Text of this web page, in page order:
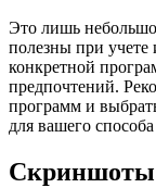
Это лишь
полезны при
конкретной
предпочтений.
программ и
для вашего
Скриншоты